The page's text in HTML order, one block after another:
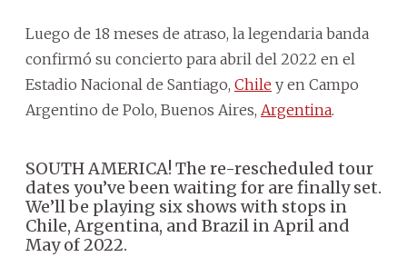
Luego de 18 meses de atraso, la legendaria banda
confirmó su concierto para abril del 2022 en el
Estadio Nacional de Santiago, Chile y en Campo
Argentino de Polo, Buenos Aires, Argentina.
SOUTH AMERICA! The re-rescheduled tour
dates you’ve been waiting for are finally set.
We’ll be playing six shows with stops in
Chile, Argentina, and Brazil in April and
May of 2022.